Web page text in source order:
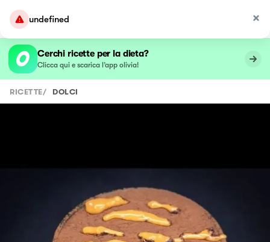
undefined
Cerchi ricette per la dieta?
Clicca qui e scarica l’app olivia!
RICETTE/ DOLCI